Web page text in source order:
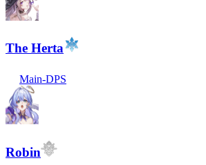
The Herta
Main-DPS
Robin